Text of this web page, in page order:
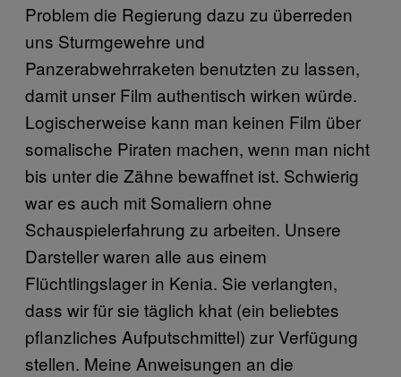
Problem die Regierung dazu zu überreden
uns Sturmgewehre und
Panzerabwehrraketen benutzten zu lassen,
damit unser Film authentisch wirken würde.
Logischerweise kann man keinen Film über
somalische Piraten machen, wenn man nicht
bis unter die Zähne bewaffnet ist. Schwierig
war es auch mit Somaliern ohne
Schauspielerfahrung zu arbeiten. Unsere
Darsteller waren alle aus einem
Flüchtlingslager in Kenia. Sie verlangten,
dass wir für sie täglich khat (ein beliebtes
pflanzliches Aufputschmittel) zur Verfügung
stellen. Meine Anweisungen an die